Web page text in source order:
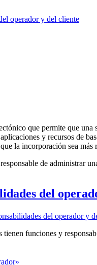
operador y del cliente
que permite que
y recursos de
la incorporación sea más
de administrar
del
del operador y
funciones y